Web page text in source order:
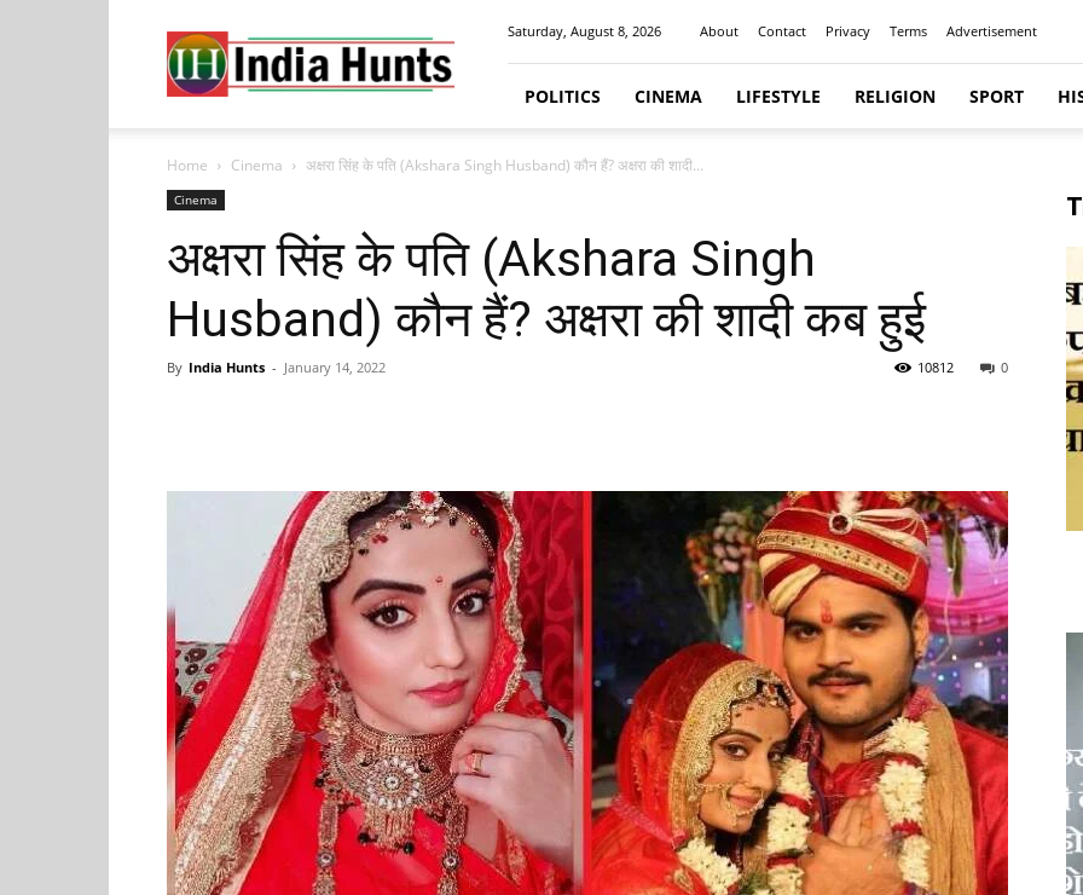
Hunts
Saturday, August 8, 2026 About Contact Privacy Terms Advertisement
POLITICS CINEMA LIFESTYLE RELIGION SPORT
Home Cinema अक्षरा सिंह के पति (Akshara Singh Husband) कौन हैं? अक्षरा की शादी...
Cinema
अक्षरा सिंह के पति (Akshara Singh
Husband) कौन हैं? अक्षरा की शादी कब हुई
By India Hunts - January 14, 2022 0
10812